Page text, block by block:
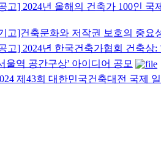
고] 2024년 올해의 건축가 100인 국
고]건축문화와 저작권 보호의 중요
고] 2024년 한국건축가협회 건축
울역 공간구상' 아이디어 공모
제43회 대한민국건축대전 국제